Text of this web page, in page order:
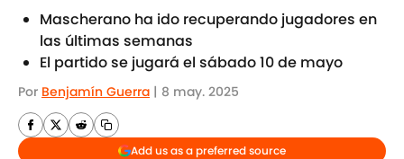
Mascherano ha ido recuperando jugadores en
las últimas semanas
El partido se jugará el sábado 10 de mayo
Por Benjamín Guerra | 8 may. 2025
Add us as a preferred source